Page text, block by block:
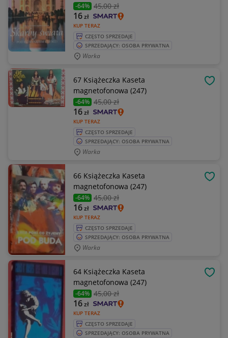
-64% 45,00 zł
KUP TERAZ
16zł
CZĘSTO SPRZEDAJE
SPRZEDAJĄCY: OSOBA PRYWATNA
Warka
67 Książeczka Kaseta
magnetofonowa (247)
-64% 45,00 zł
KUP TERAZ
16zł
CZĘSTO SPRZEDAJE
SPRZEDAJĄCY: OSOBA PRYWATNA
Warka
66 Książeczka Kaseta
magnetofonowa (247)
-64% 45,00 zł
KUP TERAZ
16zł
CZĘSTO SPRZEDAJE
SPRZEDAJĄCY: OSOBA PRYWATNA
Warka
64 Książeczka Kaseta
magnetofonowa (247)
-64% 45,00 zł
KUP TERAZ
16zł
CZĘSTO SPRZEDAJE
SPRZEDAJĄCY: OSOBA PRYWATNA